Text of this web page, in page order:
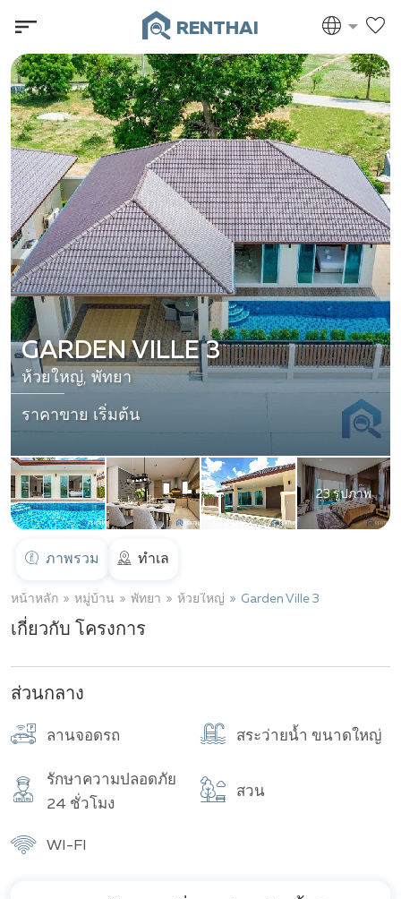
RENTHAI
23 รูปภาพ
GARDEN VILLE 3
ห้วยใหญ่, พัทยา
ราคาขาย เริ่มต้น
ภาพรวม ทำเล
หน้าหลัก หมู่บ้าน พัทยา ห้วยใหญ่ Garden Ville 3
เกี่ยวกับ โครงการ
ส่วนกลาง
ลานจอดรถ สระว่ายน้ำ ขนาดใหญ่
รักษาความปลอดภัย
24 ชั่วโมง
สวน
WI-FI